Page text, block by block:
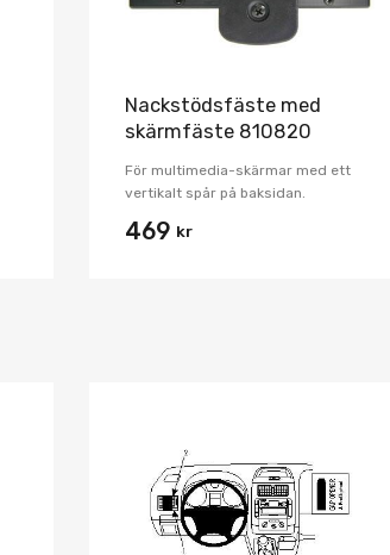
Nackstödsfäste med
skärmfäste 810820
För multimedia-skärmar med ett
vertikalt spår på baksidan.
469 kr